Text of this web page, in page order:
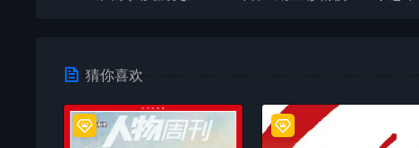
猜你喜欢